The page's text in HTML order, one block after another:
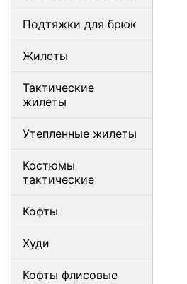
Подтяжки для брюк
Жилеты
Тактические
жилеты
Утепленные жилеты
Костюмы
тактические
Кофты
Худи
Кофты флисовые